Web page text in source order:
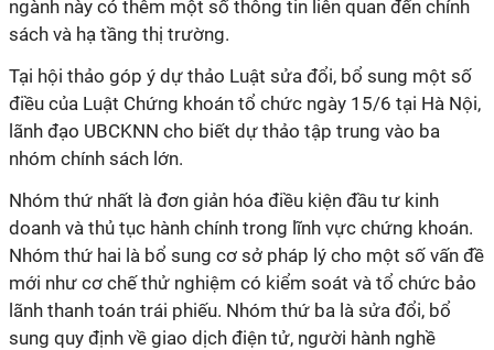
ngành này có thêm một số thông tin liên quan đến chính
sách và hạ tầng thị trường.
Tại hội thảo góp ý dự thảo Luật sửa đổi, bổ sung một số
điều của Luật Chứng khoán tổ chức ngày 15/6 tại Hà Nội,
lãnh đạo UBCKNN cho biết dự thảo tập trung vào ba
nhóm chính sách lớn.
Nhóm thứ nhất là đơn giản hóa điều kiện đầu tư kinh
doanh và thủ tục hành chính trong lĩnh vực chứng khoán.
Nhóm thứ hai là bổ sung cơ sở pháp lý cho một số vấn đề
mới như cơ chế thử nghiệm có kiểm soát và tổ chức bảo
lãnh thanh toán trái phiếu. Nhóm thứ ba là sửa đổi, bổ
sung quy định về giao dịch điện tử, người hành nghề